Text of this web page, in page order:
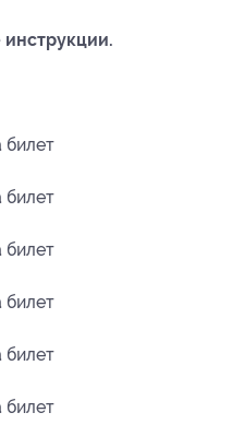
билет
билет
билет
билет
билет
билет